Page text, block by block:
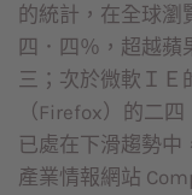
的統計，在全球瀏
四．四％，超越蘋
三；次於微軟ＩＥ
（Firefox）的二
已處在下滑趨勢中
產業情報網站